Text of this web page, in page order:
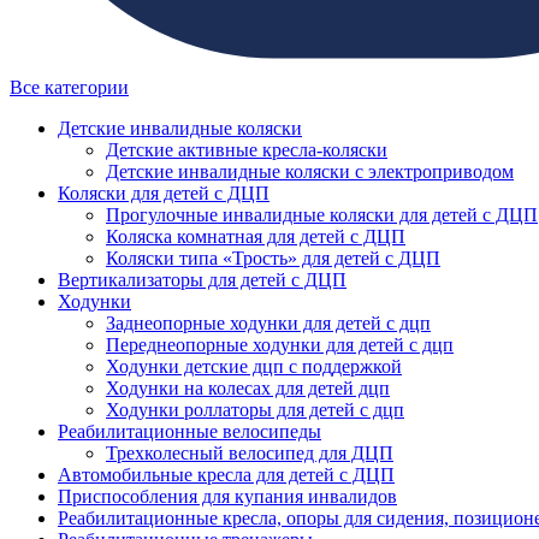
Все категории
Детские инвалидные коляски
Детские активные кресла-коляски
Детские инвалидные коляски с электроприводом
Коляски для детей с ДЦП
Прогулочные инвалидные коляски для детей с ДЦП
Коляска комнатная для детей с ДЦП
Коляски типа «Трость» для детей с ДЦП
Вертикализаторы для детей с ДЦП
Ходунки
Заднеопорные ходунки для детей с дцп
Переднеопорные ходунки для детей с дцп
Ходунки детские дцп с поддержкой
Ходунки на колесах для детей дцп
Ходунки роллаторы для детей с дцп
Реабилитационные велосипеды
Трехколесный велосипед для ДЦП
Автомобильные кресла для детей с ДЦП
Приспособления для купания инвалидов
Реабилитационные кресла, опоры для сидения,